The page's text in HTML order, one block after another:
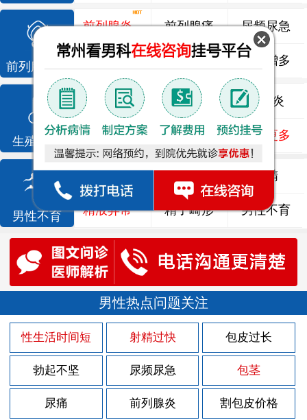
前列腺疾病
前列腺炎 前列腺痛 尿频尿急
前列腺增生 排尿不畅 夜尿增多
生殖感染
龟头炎 睾丸炎 尿道炎
尿相关 泌尿感染 了解更多
男性不育
死精 少精 弱精
精液异常 精子畸形 男性不育
男性热点问题关注
性生活时间短 射精过快 包皮过长
勃起不坚 尿频尿急 包茎
尿痛 前列腺炎 割包皮价格